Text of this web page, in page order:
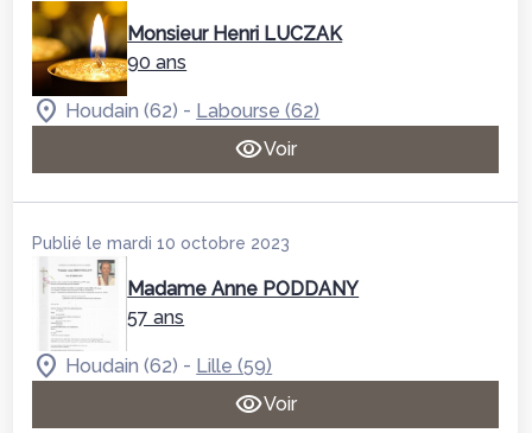
Monsieur Henri LUCZAK
90 ans
Houdain (62) - Labourse (62)
Voir
Publié le mardi 10 octobre 2023
Madame Anne PODDANY
57 ans
Houdain (62) - Lille (59)
Voir